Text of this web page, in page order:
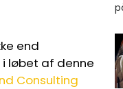
end
løbet af denne
Consulting